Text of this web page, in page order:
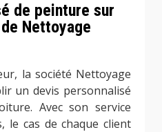
de peinture sur
Nettoyage
la société Nettoyage
un devis personnalisé
Avec son service
le cas de chaque client